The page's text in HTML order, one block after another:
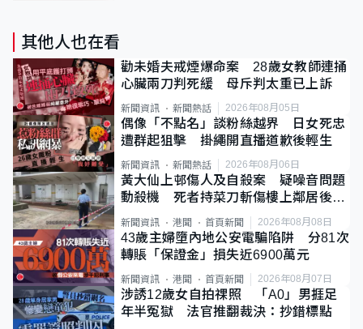
其他人也在看
勸未婚夫戒煙爆命案 28歲女教師連捅
心臟兩刀判死緩 母斥判太重已上訴
新聞資訊 新聞熱話 2026年08月05日
偶像「不點名」談粉絲越界 日女死忠
遭群起狙擊 掛繩開直播道歉後輕生
新聞資訊 新聞熱話 2026年08月06日
黃大仙上邨傷人及自殺案 疑噪音問題
動殺機 死者持菜刀斬傷樓上鄰居後墮
斃
新聞資訊 港聞 首頁新聞 2026年08月08日
43歲主婦墮內地公安電騙陷阱 分81次
轉賬「保證金」損失近6900萬元
新聞資訊 港聞 首頁新聞 2026年08月07日
涉誘12歲女自拍祼照 「A0」男捱足
年半冤獄 法官推翻裁決：抄錯標點